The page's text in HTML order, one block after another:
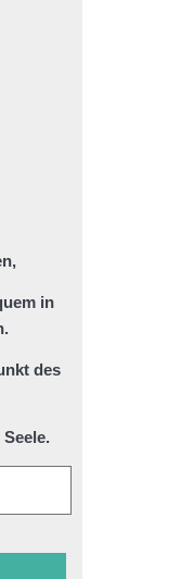
in
des